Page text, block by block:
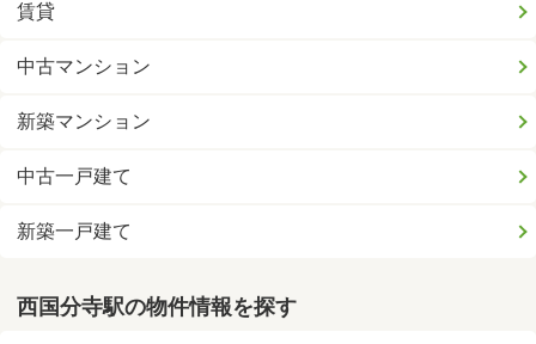
賃貸
中古マンション
新築マンション
中古一戸建て
新築一戸建て
西国分寺駅の物件情報を探す